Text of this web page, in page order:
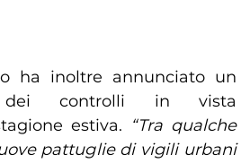
ha inoltre annunciato un
dei controlli in vista
estiva. “Tra qualche
pattuglie di vigili urbani